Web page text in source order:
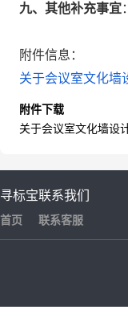
九、其他补充事宜：
附件信息：
关于会议室文化墙
附件下载
关于会议室文化墙设
寻标宝
首页
联系我们
联系客服